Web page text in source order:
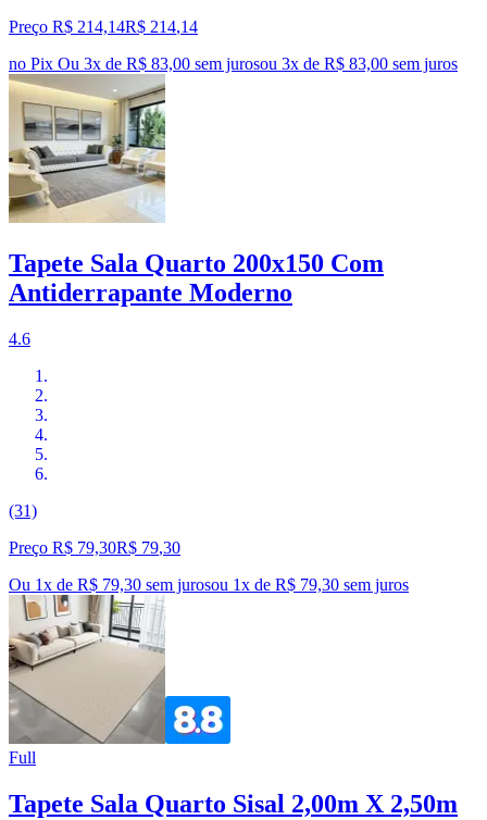
Preço R$ 214,14R$ 214,14
no Pix Ou 3x de R$ 83,00 sem jurosou 3x de R$ 83,00 sem juros
Tapete Sala Quarto 200x150 Com
Antiderrapante Moderno
4.6
(31)
Preço R$ 79,30R$ 79,30
Ou 1x de R$ 79,30 sem jurosou 1x de R$ 79,30 sem juros
Full
Tapete Sala Quarto Sisal 2,00m X 2,50m